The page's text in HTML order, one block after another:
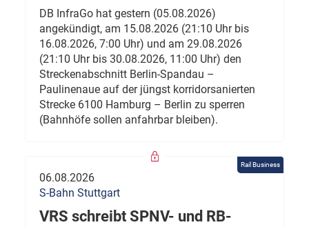
DB InfraGo hat gestern (05.08.2026)
angekündigt, am 15.08.2026 (21:10 Uhr bis
16.08.2026, 7:00 Uhr) und am 29.08.2026
(21:10 Uhr bis 30.08.2026, 11:00 Uhr) den
Streckenabschnitt Berlin-Spandau –
Paulinenaue auf der jüngst korridorsanierten
Strecke 6100 Hamburg – Berlin zu sperren
(Bahnhöfe sollen anfahrbar bleiben).
Rail Business
06.08.2026
S-Bahn Stuttgart
VRS schreibt SPNV- und RB-